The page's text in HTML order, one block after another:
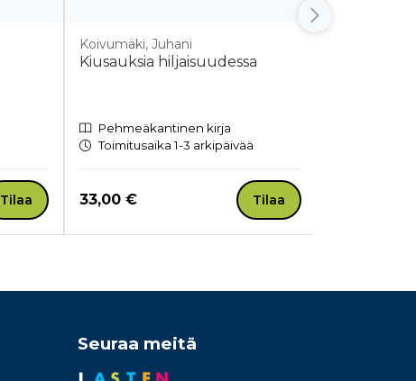
Tilaa
Koivumäki, Juhani
Kiusauksia hiljaisuudessa
Pehmeäkantinen kirja
Toimitusaika 1-3 arkipäivää
Hinta nyt
33,00 € Tilaa
Seuraa meitä